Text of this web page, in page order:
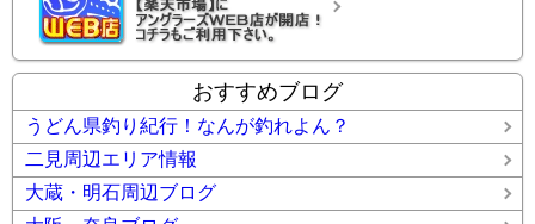
おすすめブログ
うどん県釣り紀行！なんが釣れよん？
二見周辺エリア情報
大蔵・明石周辺ブログ